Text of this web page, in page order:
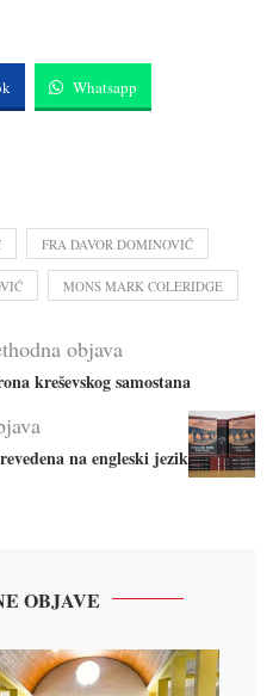
Whatsapp
FRA DAVOR DOMINOVIĆ
MONS MARK COLERIDGE
objava
kreševskog samostana
na engleski jezik
OBJAVE